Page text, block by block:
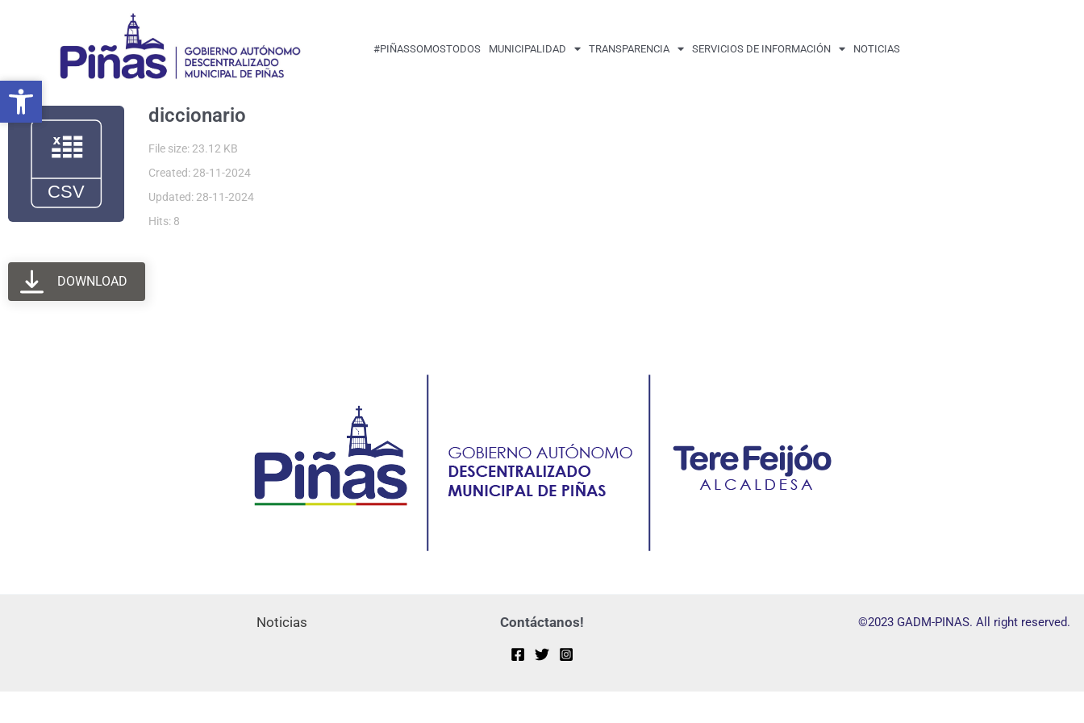
Abrir barra de herramientas
#PIÑASSOMOSTODOS MUNICIPALIDAD TRANSPARENCIA SERVICIOS DE INFORMACIÓN NOTICIAS
diccionario
File size: 23.12 KB
Created: 28-11-2024
Updated: 28-11-2024
Hits: 8
DOWNLOAD
Noticias Contáctanos! ©2023 GADM-PINAS. All right reserved.
Abrir barra de herramientas